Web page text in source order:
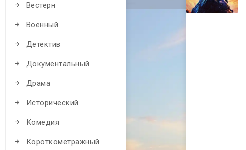
Вестерн
Военный
Детектив
Документальный
Драма
Исторический
Комедия
Короткометражный